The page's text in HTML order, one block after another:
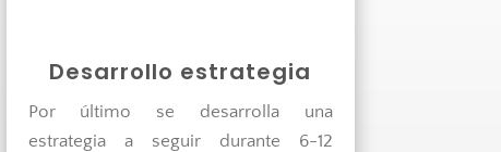
Desarrollo estrategia
Por último se desarrolla una
estrategia a seguir durante 6-12